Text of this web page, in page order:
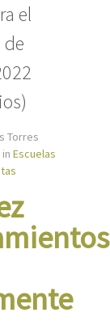
el
de
Torres
Escuelas